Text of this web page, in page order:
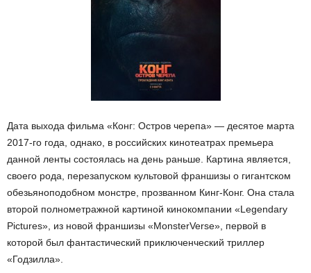
Дата выхода фильма «Конг: Остров черепа» — десятое марта
2017-го года, однако, в российских кинотеатрах премьера
данной ленты состоялась на день раньше. Картина является,
своего рода, перезапуском культовой франшизы о гигантском
обезьяноподобном монстре, прозванном Кинг-Конг. Она стала
второй полнометражной картиной кинокомпании «Legendary
Pictures», из новой франшизы «MonsterVerse», первой в
которой был фантастический приключенческий триллер
«Годзилла».